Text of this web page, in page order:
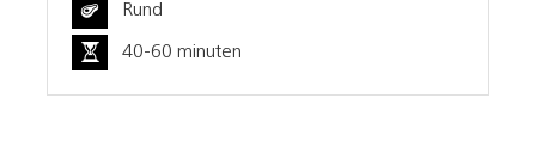
Rund
40-60 minuten